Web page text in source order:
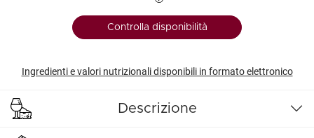
Controlla disponibilità
Ingredienti e valori nutrizionali disponibili in formato elettronico
Descrizione